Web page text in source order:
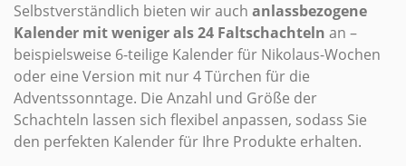
Selbstverständlich bieten wir auch anlassbezogene
Kalender mit weniger als 24 Faltschachteln an –
beispielsweise 6-teilige Kalender für Nikolaus-Wochen
oder eine Version mit nur 4 Türchen für die
Adventssonntage. Die Anzahl und Größe der
Schachteln lassen sich flexibel anpassen, sodass Sie
den perfekten Kalender für Ihre Produkte erhalten.